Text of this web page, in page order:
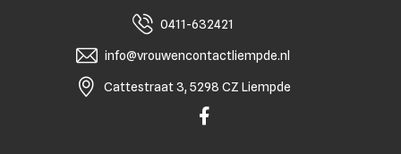
0411-632421
info@vrouwencontactliempde.nl
Cattestraat 3, 5298 CZ Liempde